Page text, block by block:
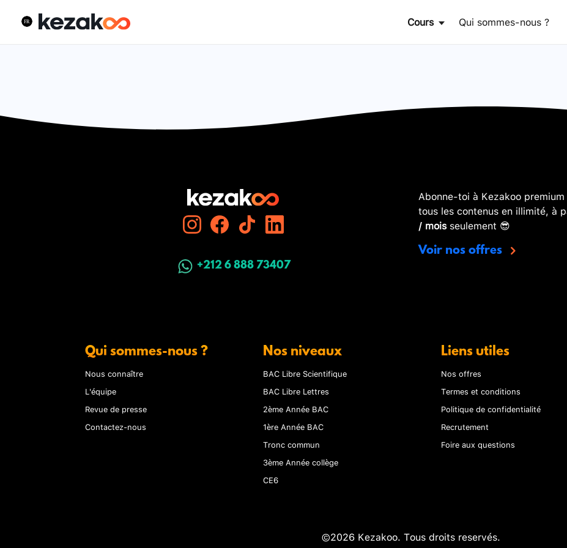
Cours Qui sommes-nous ?
+212 6 888 73407
Abonne-toi à Kezakoo
tous les contenus en illimité, à
/ moisseulement 😎
Voir nos offres
Qui sommes-nous ?
Nous connaître
L'équipe
Revue de presse
Contactez-nous
Nos niveaux
BAC Libre Scientifique
BAC Libre Lettres
2ème Année BAC
1ère Année BAC
Tronc commun
3ème Année collège
CE6
Liens utiles
Nos offres
Termes et conditions
Politique de confidentialité
Recrutement
Foire aux questions
©2026 Kezakoo. Tous droits reservés.